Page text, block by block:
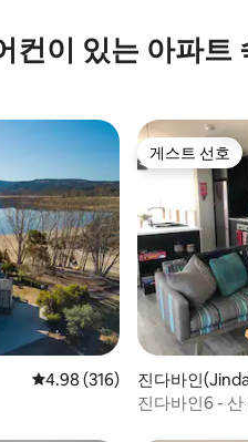
컨이 있는 아파트
평점 4.98점(5점 만점), 후기
4.98 (316)
게스트 선호
게스트 선호
진다바인
트
진다바인6 - 산